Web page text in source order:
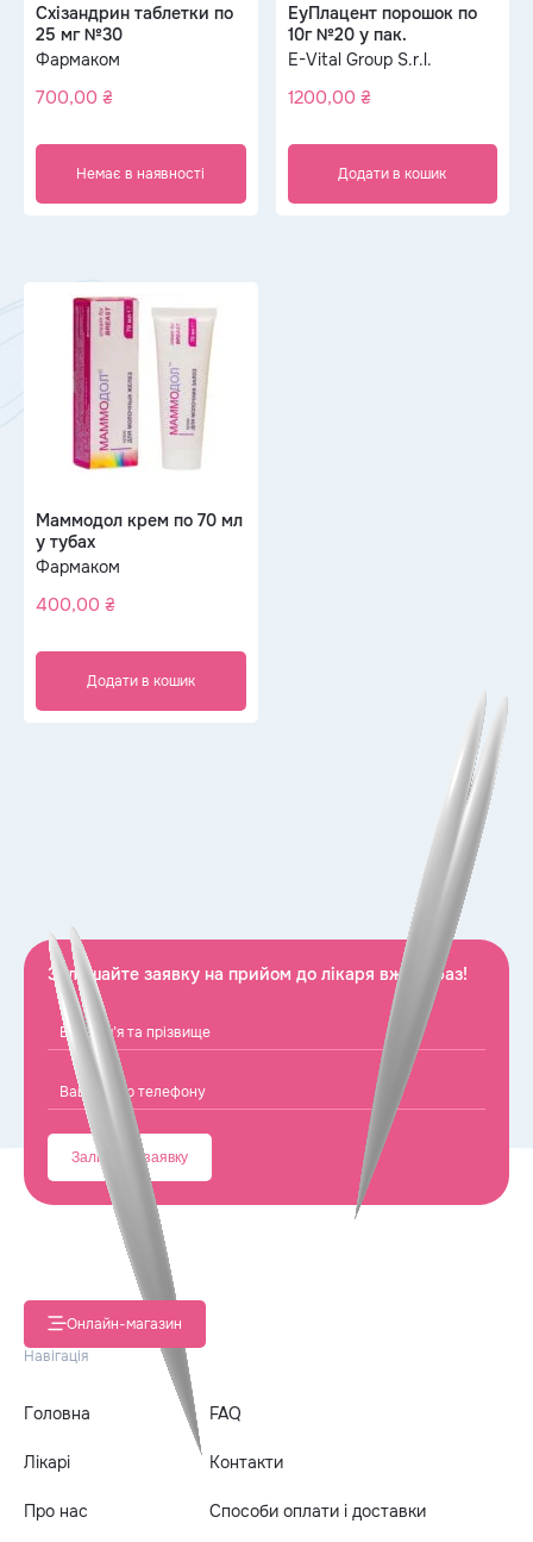
Схізандрин таблетки по
25 мг №30
Фармаком
700,00 ₴
Немає в наявності
ЕуПлацент порошок по
10г №20 у пак.
E-Vital Group S.r.l.
1200,00 ₴
Додати в кошик
Маммодол крем по 70 мл
у тубах
Фармаком
400,00 ₴
Додати в кошик
Залишайте заявку на прийом до лікаря вже зараз!
Онлайн-магазин
Навігація
Головна FAQ
Лікарі Контакти
Про нас Способи оплати і доставки